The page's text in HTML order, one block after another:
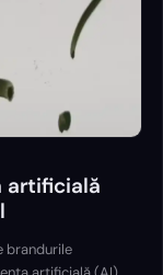
artificială
brandurile